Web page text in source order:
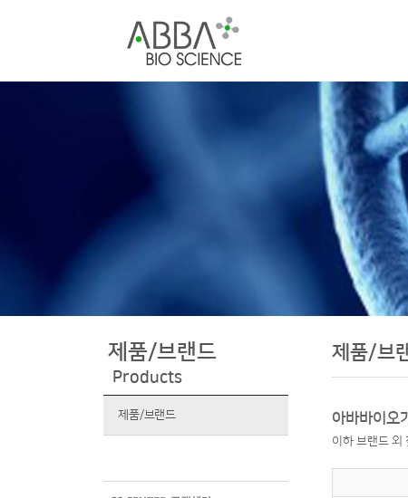
제품/브랜드
Products
제품/브랜드
제품/브
아바바이오
이하 브랜드 외